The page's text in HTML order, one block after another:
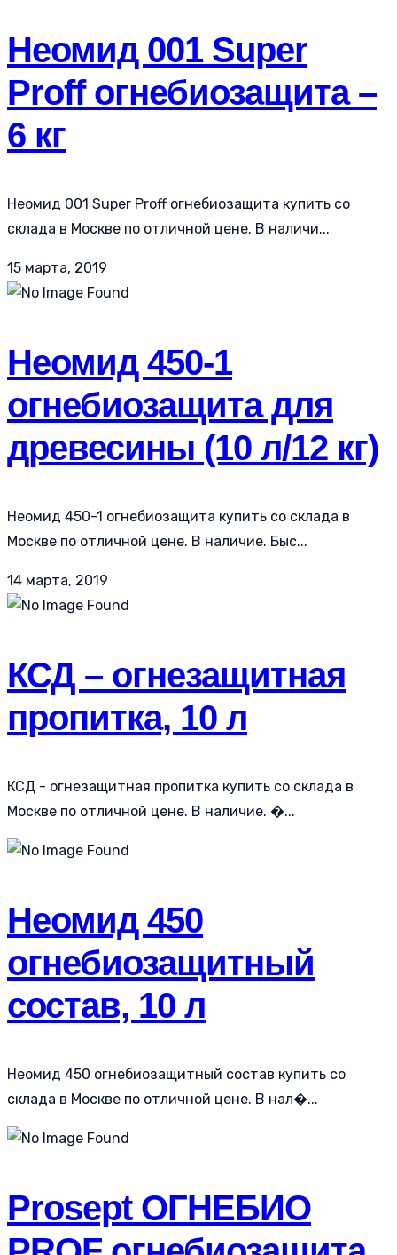
Неомид 001 Super
Proff огнебиозащита –
6 кг
Неомид 001 Super Proff огнебиозащита купить со
склада в Москве по отличной цене. В наличи...
15 марта, 2019
Неомид 450-1
огнебиозащита для
древесины (10 л/12 кг)
Неомид 450-1 огнебиозащита купить со склада в
Москве по отличной цене. В наличие. Быс...
14 марта, 2019
КСД – огнезащитная
пропитка, 10 л
КСД - огнезащитная пропитка купить со склада в
Москве по отличной цене. В наличие. �...
Неомид 450
огнебиозащитный
состав, 10 л
Неомид 450 огнебиозащитный состав купить со
склада в Москве по отличной цене. В нал�...
Prosept ОГНЕБИО